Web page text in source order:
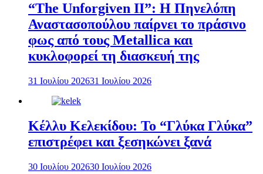
“The Unforgiven II”: Η Πηνελόπη
Αναστασοπούλου παίρνει το πράσινο
φως από τους Metallica και
κυκλοφορεί τη διασκευή της
31 Ιουλίου 202631 Ιουλίου 2026
Κέλλυ Κελεκίδου: Το “Γλύκα Γλύκα”
επιστρέφει και ξεσηκώνει ξανά
30 Ιουλίου 202630 Ιουλίου 2026